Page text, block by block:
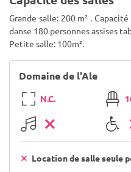
Grande salle: 200 m² .
danse 180 personnes assises
Petite salle: 100m².
Domaine de l'Ale
N.C.
Location de salle seule